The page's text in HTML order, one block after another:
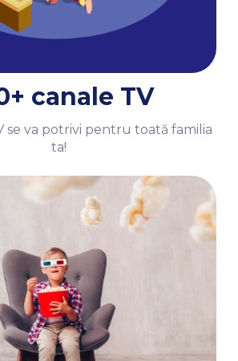
canale TV
se va potrivi pentru toată familia
ta!